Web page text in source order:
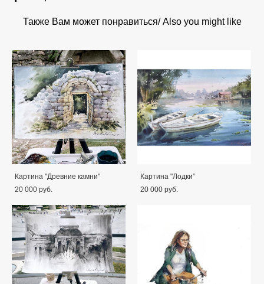
Также Вам может понравиться/ Also you might like
Картина "Древние камни"
20 000 pуб.
Картина "Лодки”
20 000 pуб.